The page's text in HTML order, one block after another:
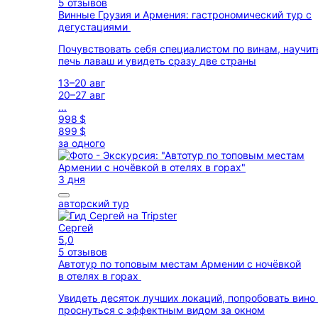
5 отзывов
Винные Грузия и Армения: гастрономический тур с
дегустациями
Почувствовать себя специалистом по винам,
печь лаваш и увидеть сразу две страны
13–20 авг
20–27 авг
...
998 $
899 $
за одного
3 дня
авторский тур
Сергей
5,0
5 отзывов
Автотур по топовым местам Армении с ночёвкой
в отелях в горах
Увидеть десяток лучших локаций, попробовать вино
проснуться с эффектным видом за окном